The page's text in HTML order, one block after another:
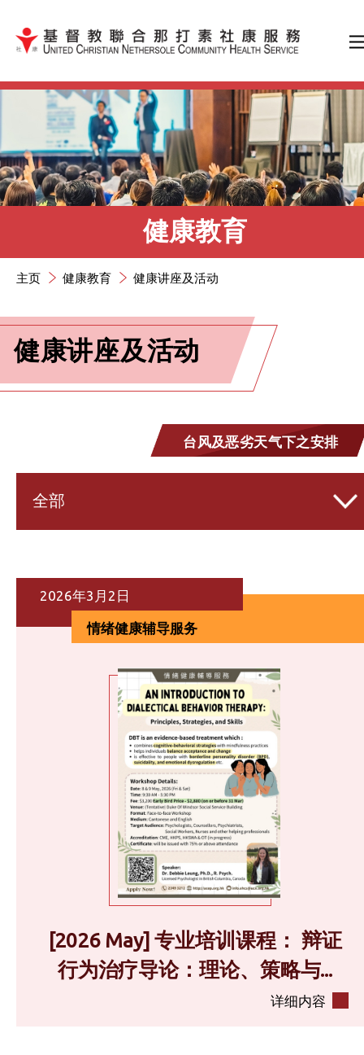
跳到内容（按输入键）
健康教育
主页 健康教育 健康讲座及活动
健康讲座及活动
台风及恶劣天气下之安排
全部
2026年3月2日
情绪健康辅导服务
[2026 May] 专业培训课程： 辩证
行为治疗导论：理论、策略与...
详细内容